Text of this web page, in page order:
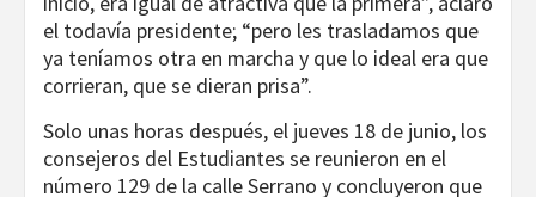
el todavía presidente; “pero les trasladamos que
ya teníamos otra en marcha y que lo ideal era que
corrieran, que se dieran prisa”.
Solo unas horas después, el jueves 18 de junio, los
consejeros del Estudiantes se reunieron en el
número 129 de la calle Serrano y concluyeron que